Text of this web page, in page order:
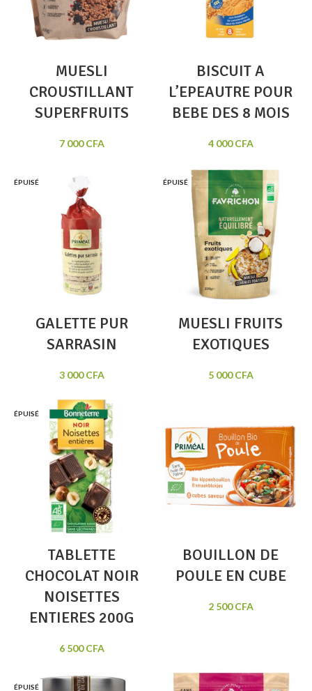
MUESLI
CROUSTILLANT
SUPERFRUITS
7 000CFA
BISCUIT A
L’EPEAUTRE POUR
BEBE DES 8 MOIS
4 000CFA
ÉPUISÉ
GALETTE PUR
SARRASIN
3 000CFA
ÉPUISÉ
MUESLI FRUITS
EXOTIQUES
5 000CFA
ÉPUISÉ
TABLETTE
CHOCOLAT NOIR
NOISETTES
ENTIERES 200G
6 500CFA
BOUILLON DE
POULE EN CUBE
2 500CFA
ÉPUISÉ